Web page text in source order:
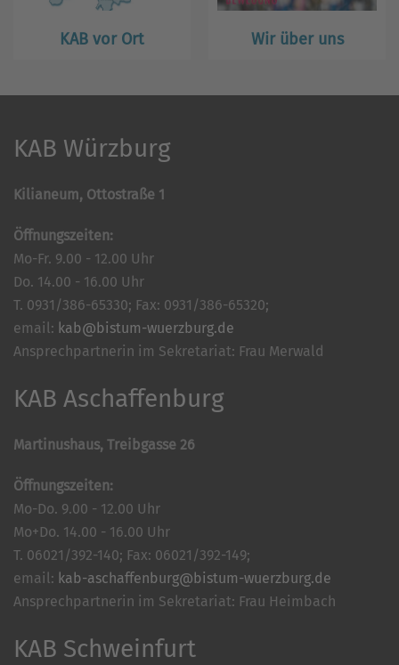
KAB vor Ort Wir über uns
KAB Würzburg
Kilianeum, Ottostraße 1
Öffnungszeiten:
Mo-Fr. 9.00 - 12.00 Uhr
Do. 14.00 - 16.00 Uhr
T. 0931/386-65330; Fax: 0931/386-65320;
email: kab@bistum-wuerzburg.de
Ansprechpartnerin im Sekretariat: Frau Merwald
KAB Aschaffenburg
Martinushaus, Treibgasse 26
Öffnungszeiten:
Mo-Do. 9.00 - 12.00 Uhr
Mo+Do. 14.00 - 16.00 Uhr
T. 06021/392-140; Fax: 06021/392-149;
email: kab-aschaffenburg@bistum-wuerzburg.de
Ansprechpartnerin im Sekretariat: Frau Heimbach
KAB Schweinfurt